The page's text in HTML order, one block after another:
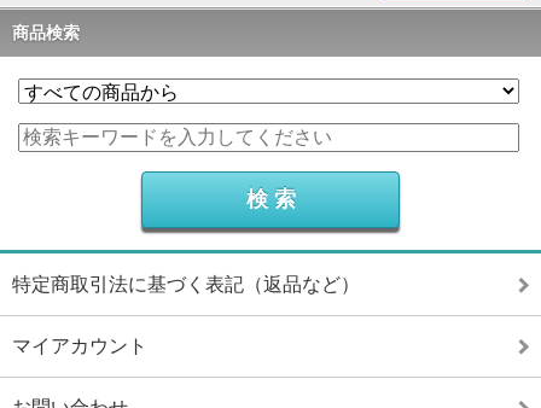
商品検索
特定商取引法に基づく表記（返品など）
マイアカウント